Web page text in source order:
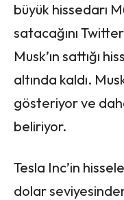
büyük hissedarı
satacağını
Musk’ın sattığı
altında kaldı.
gösteriyor ve
beliriyor.
Tesla Inc’in
dolar